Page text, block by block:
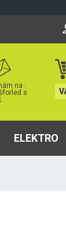
na :
ELEKTRO